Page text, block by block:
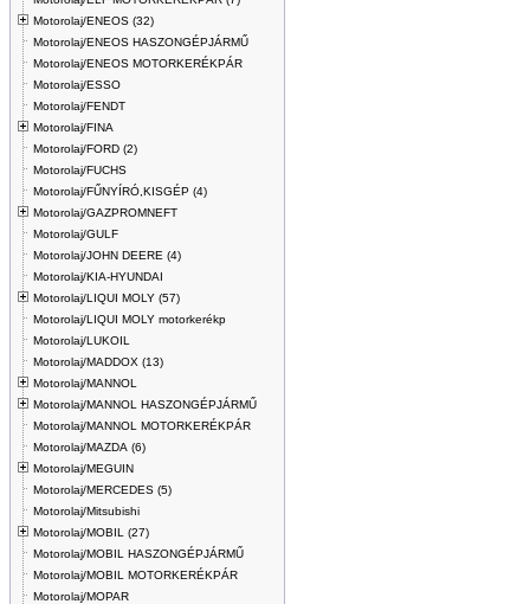
Motorolaj/ENEOS (32)
Motorolaj/ENEOS HASZONGÉPJÁRMŰ
Motorolaj/ENEOS MOTORKERÉKPÁR
Motorolaj/ESSO
Motorolaj/FENDT
Motorolaj/FINA
Motorolaj/FORD (2)
Motorolaj/FUCHS
Motorolaj/FŰNYÍRÓ,KISGÉP (4)
Motorolaj/GAZPROMNEFT
Motorolaj/GULF
Motorolaj/JOHN DEERE (4)
Motorolaj/KIA-HYUNDAI
Motorolaj/LIQUI MOLY (57)
Motorolaj/LIQUI MOLY motorkerékp
Motorolaj/LUKOIL
Motorolaj/MADDOX (13)
Motorolaj/MANNOL
Motorolaj/MANNOL HASZONGÉPJÁRMŰ
Motorolaj/MANNOL MOTORKERÉKPÁR
Motorolaj/MAZDA (6)
Motorolaj/MEGUIN
Motorolaj/MERCEDES (5)
Motorolaj/Mitsubishi
Motorolaj/MOBIL (27)
Motorolaj/MOBIL HASZONGÉPJÁRMŰ
Motorolaj/MOBIL MOTORKERÉKPÁR
Motorolaj/MOPAR